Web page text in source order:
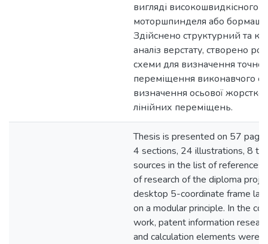
вигляді високошвидкісного
моторшпинделя або
Здійснено структурний та
аналіз верстату, створено
схеми для визначення
переміщення виконавчого
визначення осьової
лінійних переміщень.
Thesis is presented on 57
4 sections, 24 illustrations, 8
sources in the list of
of research of the diploma
desktop 5-coordinate frame
on a modular principle. In the
work, patent information
and calculation elements were